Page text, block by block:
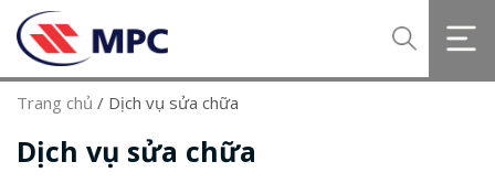
Trang chủ / Dịch vụ sửa chữa
Dịch vụ sửa chữa